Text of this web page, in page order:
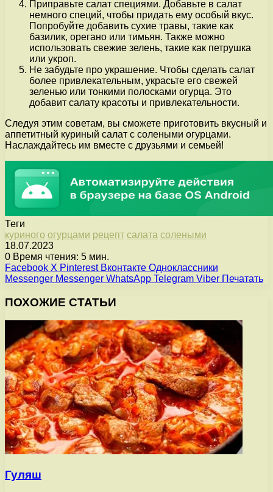
Приправьте салат специями. Добавьте в салат
немного специй, чтобы придать ему особый вкус.
Попробуйте добавить сухие травы, такие как
базилик, орегано или тимьян. Также можно
использовать свежие зелень, такие как петрушка
или укроп.
Не забудьте про украшение. Чтобы сделать салат
более привлекательным, украсьте его свежей
зеленью или тонкими полосками огурца. Это
добавит салату красоты и привлекательности.
Следуя этим советам, вы сможете приготовить вкусный и
аппетитный куриный салат с солеными огурцами.
Наслаждайтесь им вместе с друзьями и семьей!
Теги
куриного огурцами рецепт салата солеными
18.07.2023
0 Время чтения: 5 мин.
Facebook X Pinterest Вконтакте Одноклассники
Messenger Messenger WhatsApp Telegram Viber Печатать
ПОХОЖИЕ СТАТЬИ
Гуляш